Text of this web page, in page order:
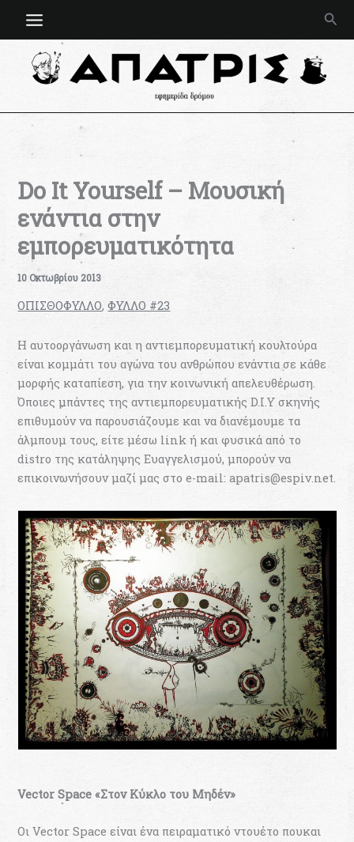
περιεχόμενο
Do It Yourself – Μουσική
ενάντια στην
εμπορευματικότητα
10 Οκτωβρίου 2013
ΟΠΙΣΘΟΦΥΛΛΟ,ΦΥΛΛΟ #23
Η αυτοοργάνωση και η αντιεμπορευματική κουλτούρα
είναι κομμάτι του αγώνα του ανθρώπου ενάντια σε κάθε
μορφής καταπίεση, για την κοινωνική απελευθέρωση.
Όποιες μπάντες της αντιεμπορευματικής D.I.Y σκηνής
επιθυμούν να παρουσιάζουμε και να διανέμουμε τα
άλμπουμ τους, είτε μέσω link ή και φυσικά από το
distro της κατάληψης Ευαγγελισμού, μπορούν να
επικοινωνήσουν μαζί μας στο e-mail: apatris@espiv.net.
Vector Space «Στον Κύκλο του Μηδέν»
Οι Vector Space είναι ένα πειραματικό ντουέτο πουκαι